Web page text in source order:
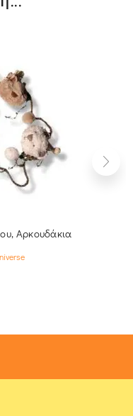
Αρκουδάκια